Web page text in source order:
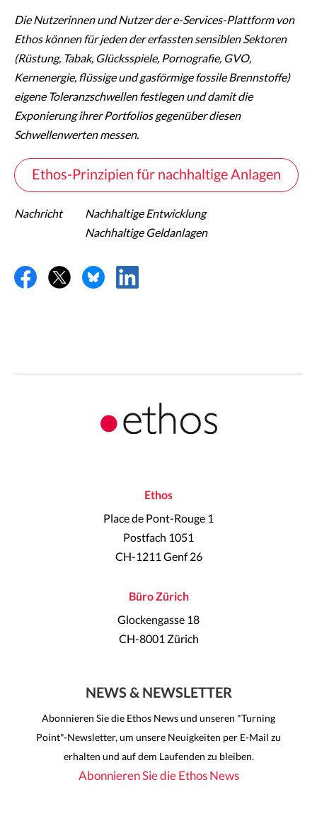
Die Nutzerinnen und Nutzer der e-Services-Plattform von
Ethos können für jeden der erfassten sensiblen Sektoren
(Rüstung, Tabak, Glücksspiele, Pornografie, GVO,
Kernenergie, flüssige und gasförmige fossile Brennstoffe)
eigene Toleranzschwellen festlegen und damit die
Exponierung ihrer Portfolios gegenüber diesen
Schwellenwerten messen.
Ethos-Prinzipien für nachhaltige Anlagen
Nachricht
Nachhaltige Entwicklung
Nachhaltige Geldanlagen
Ethos
Place de Pont-Rouge 1
Postfach 1051
CH-1211 Genf 26
Büro Zürich
Glockengasse 18
CH-8001 Zürich
NEWS & NEWSLETTER
Abonnieren Sie die Ethos News und unseren "Turning
Point"-Newsletter, um unsere Neuigkeiten per E-Mail zu
erhalten und auf dem Laufenden zu bleiben.
Abonnieren Sie die Ethos News